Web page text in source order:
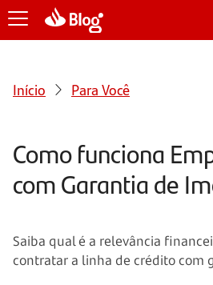
Início Para Você
Como funciona
com Garantia de
Saiba qual é a relevância
contratar a linha de crédito com